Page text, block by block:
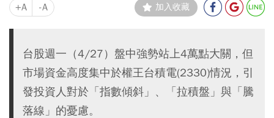
+A -A 加入收藏
台股週一（4/27）盤中強勢站上4萬點大關，但
市場資金高度集中於權王台積電(2330)情況，引
發投資人對於「指數傾斜」、「拉積盤」與「騰
落線」的憂慮。